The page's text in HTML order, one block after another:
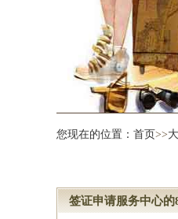
您现在的位置： 首页>>
签证申请服务中心的